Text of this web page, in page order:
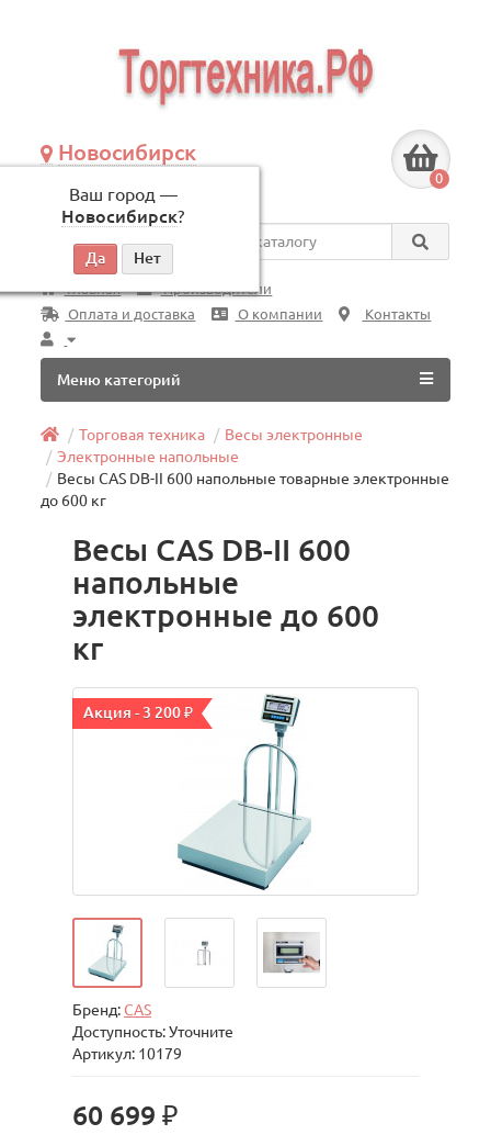
Новосибирск
Ваш город —
Новосибирск?
по будням, с 09:00 до 18:00
0
Везде
Главная
Производители
Оплата и доставка
О компании Контакты
Меню категорий
Торговая техника
Весы электронные
Электронные напольные
Весы CAS DB-II 600 напольные товарные электронные
до 600 кг
Весы CAS DB-II 600
напольные
электронные до 600
кг
Акция - 3 200 ₽
Бренд: CAS
Доступность: Уточните
Артикул: 10179
60 699 ₽